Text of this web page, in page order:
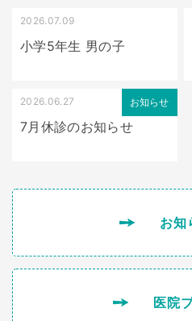
2026.07.09
小学5年生 男の子
お知らせ
2026.06.27
7月休診のお知らせ
お知
医院